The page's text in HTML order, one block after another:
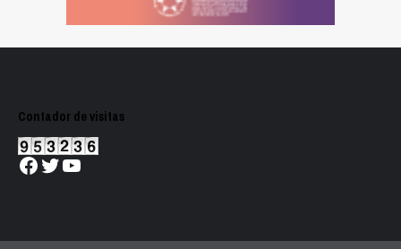
Contador de visitas
Facebook
Twitter
YouTube